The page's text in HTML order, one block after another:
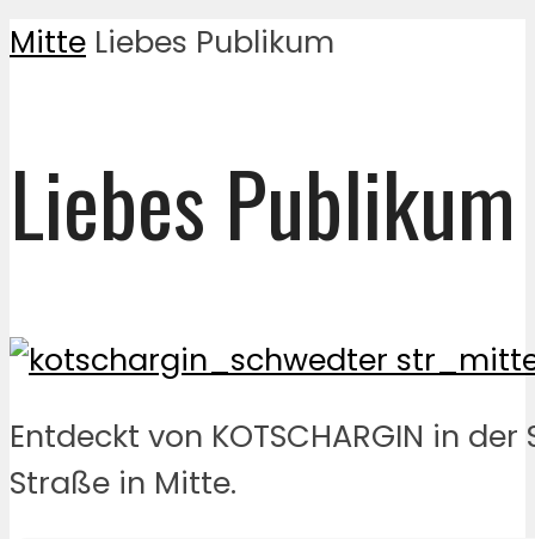
Mitte Liebes Publikum
Liebes Publikum
Entdeckt von KOTSCHARGIN in
Straße in Mitte.